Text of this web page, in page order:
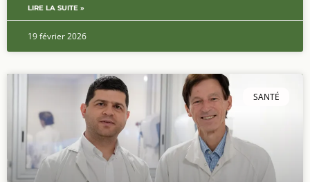
LIRE LA SUITE »
19 février 2026
SANTÉ